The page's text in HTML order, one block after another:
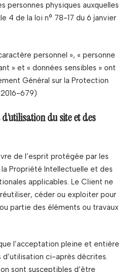
personnes physiques auxquelles
4 de la loi n° 78-17 du 6 janvier
personnel », « personne
» et « données sensibles » ont
Général sur la Protection
679)
du site et des
de l’esprit protégée par les
Propriété Intellectuelle et des
applicables. Le Client ne
céder ou exploiter pour
partie des éléments ou travaux
l’acceptation pleine et entière
ci-après décrites.
sont susceptibles d’être